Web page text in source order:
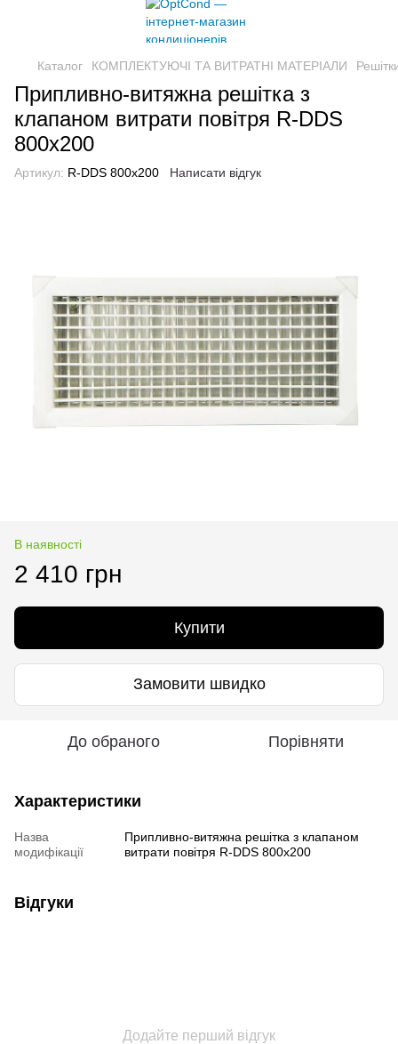
Каталог КОМПЛЕКТУЮЧІ ТА ВИТРАТНІ МАТЕРІАЛИ
Припливно-витяжна решітка з
клапаном витрати повітря R-DDS
800x200
Артикул: R-DDS 800x200 Написати відгук
В наявності
2 410 грн
Купити
Замовити швидко
До обраного Порівняти
Характеристики
Назва
модифікації
Припливно-витяжна решітка з клапаном
витрати повітря R-DDS 800x200
Відгуки
Додайте перший відгук